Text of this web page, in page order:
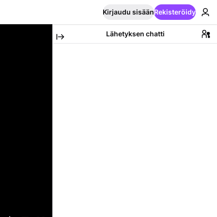
Kirjaudu sisäänRekisteröidy
Lähetyksen chatti